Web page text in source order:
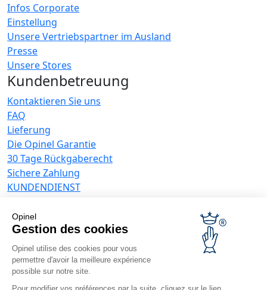
Opinel
Gestion des cookies
Opinel utilise des cookies pour vous
permettre d'avoir la meilleure expérience
possible sur notre site.
Pour modifier vos préférences par la suite, cliquez sur le lien
Infos Corporate
Einstellung
Unsere Vertriebspartner im Ausland
Presse
Unsere Stores
Kundenbetreuung
Kontaktieren Sie uns
FAQ
Lieferung
Die Opinel Garantie
30 Tage Rückgaberecht
Sichere Zahlung
KUNDENDIENST
Datenschutzrichtlinie
Angebote für Unternehmen
Werbegeschenke
Gastronome
Opinel News